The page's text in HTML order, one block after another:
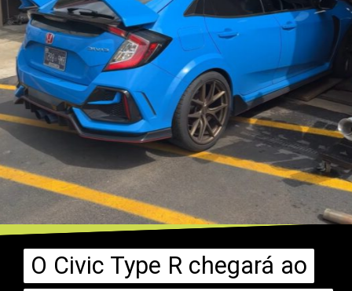
O Civic Type R chegará ao
O Civic Type R chegará ao